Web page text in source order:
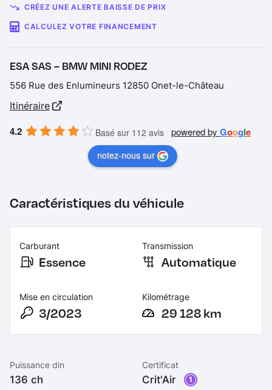
CRÉEZ UNE ALERTE BAISSE DE PRIX
CALCULEZ VOTRE FINANCEMENT
ESA SAS – BMW MINI RODEZ
556 Rue des Enlumineurs 12850 Onet-le-Château
Itinéraire
4.2 Basé sur 112 avis powered by Google
notez-nous sur
Caractéristiques du véhicule
Carburant
Essence
Transmission
Automatique
Mise en circulation
3/2023
Kilométrage
29 128 km
Puissance din
136 ch
Certificat
Crit'Air 1